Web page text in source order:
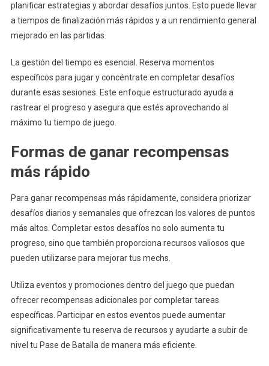
planificar estrategias y abordar desafíos juntos. Esto puede llevar
a tiempos de finalización más rápidos y a un rendimiento general
mejorado en las partidas.
La gestión del tiempo es esencial. Reserva momentos
específicos para jugar y concéntrate en completar desafíos
durante esas sesiones. Este enfoque estructurado ayuda a
rastrear el progreso y asegura que estés aprovechando al
máximo tu tiempo de juego.
Formas de ganar recompensas
más rápido
Para ganar recompensas más rápidamente, considera priorizar
desafíos diarios y semanales que ofrezcan los valores de puntos
más altos. Completar estos desafíos no solo aumenta tu
progreso, sino que también proporciona recursos valiosos que
pueden utilizarse para mejorar tus mechs.
Utiliza eventos y promociones dentro del juego que puedan
ofrecer recompensas adicionales por completar tareas
específicas. Participar en estos eventos puede aumentar
significativamente tu reserva de recursos y ayudarte a subir de
nivel tu Pase de Batalla de manera más eficiente.